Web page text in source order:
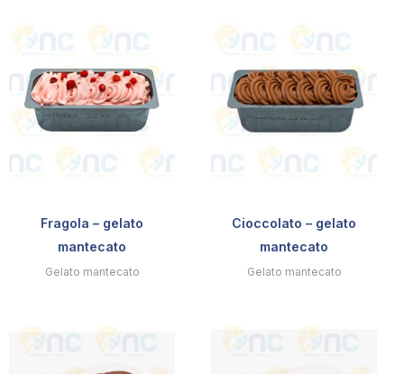
Fragola – gelato
mantecato
Gelato mantecato
Cioccolato – gelato
mantecato
Gelato mantecato